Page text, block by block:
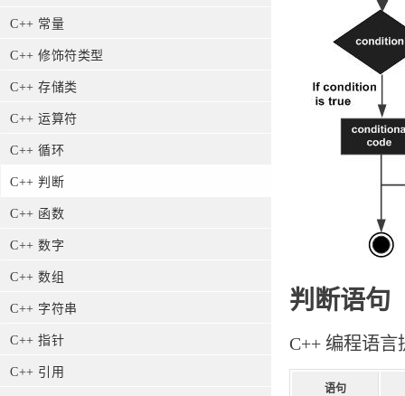
C++ 常量
C++ 修饰符类型
C++ 存储类
C++ 运算符
C++ 循环
C++ 判断
C++ 函数
C++ 数字
C++ 数组
C++ 字符串
C++ 指针
C++ 引用
判断语句
C++ 编程语
语句